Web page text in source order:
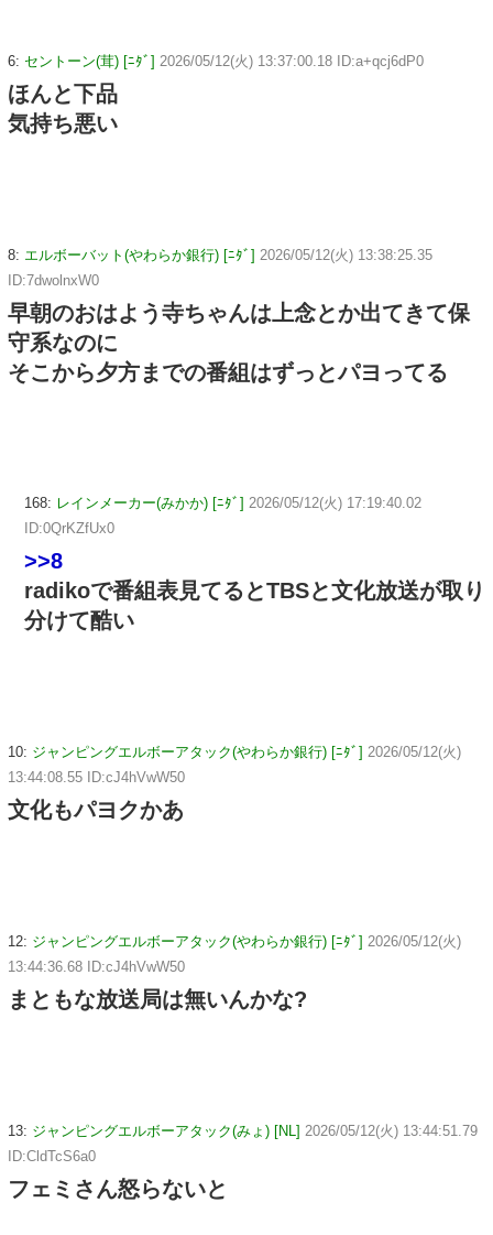
6: セントーン(茸) [ﾆﾀﾞ] 2026/05/12(火) 13:37:00.18 ID:a+qcj6dP0
ほんと下品
気持ち悪い
8: エルボーバット(やわらか銀行) [ﾆﾀﾞ] 2026/05/12(火) 13:38:25.35
ID:7dwolnxW0
早朝のおはよう寺ちゃんは上念とか出てきて保
守系なのに
そこから夕方までの番組はずっとパヨってる
168: レインメーカー(みかか) [ﾆﾀﾞ] 2026/05/12(火) 17:19:40.02
ID:0QrKZfUx0
>>8
radikoで番組表見てるとTBSと文化放送が取り
分けて酷い
10: ジャンピングエルボーアタック(やわらか銀行) [ﾆﾀﾞ] 2026/05/12(火)
13:44:08.55 ID:cJ4hVwW50
文化もパヨクかあ
12: ジャンピングエルボーアタック(やわらか銀行) [ﾆﾀﾞ] 2026/05/12(火)
13:44:36.68 ID:cJ4hVwW50
まともな放送局は無いんかな?
13: ジャンピングエルボーアタック(みょ) [NL] 2026/05/12(火) 13:44:51.79
ID:CldTcS6a0
フェミさん怒らないと